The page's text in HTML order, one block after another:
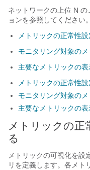
ネットワークの上位 N
ョンを参照してください。
メトリックの正常性
モニタリング対象の
主要なメトリックの表
メトリックの正常性
モニタリング対象の
主要なメトリックの表
メトリックの正
る
メトリックの可視化を設
リを定義します。各メト